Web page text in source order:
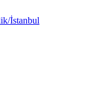
İstanbul